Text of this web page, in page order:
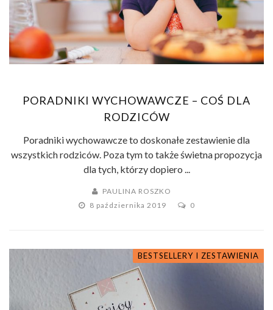
PORADNIKI WYCHOWAWCZE – COŚ DLA
RODZICÓW
Poradniki wychowawcze to doskonałe zestawienie dla
wszystkich rodziców. Poza tym to także świetna propozycja
dla tych, którzy dopiero ...
PAULINA ROSZKO
8 października 2019
0
BESTSELLERY I ZESTAWIENIA